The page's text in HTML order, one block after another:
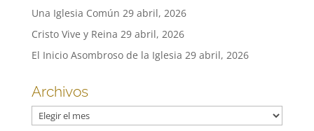
Una Iglesia Común 29 abril, 2026
Cristo Vive y Reina 29 abril, 2026
El Inicio Asombroso de la Iglesia 29 abril, 2026
Archivos
Archivos